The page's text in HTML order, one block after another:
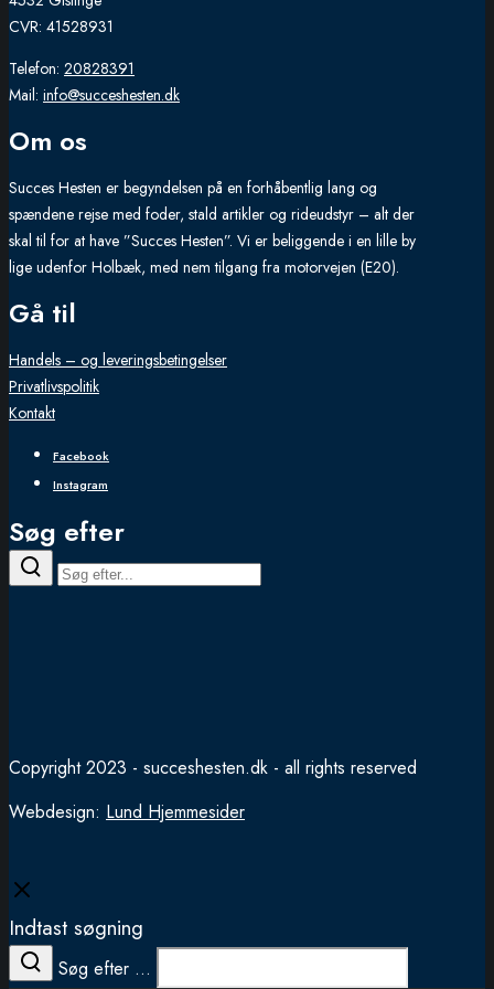
CVR: 41528931
Telefon: 20828391
Mail: info@succeshesten.dk
Om os
Succes Hesten er begyndelsen på en forhåbentlig lang og
spændene rejse med foder, stald artikler og rideudstyr – alt der
skal til for at have ”Succes Hesten”. Vi er beliggende i en lille by
lige udenfor Holbæk, med nem tilgang fra motorvejen (E20).
Gå til
Handels – og leveringsbetingelser
Privatlivspolitik
Kontakt
Facebook
Instagram
Søg efter
Copyright 2023 - succeshesten.dk - all rights reserved
Webdesign: Lund Hjemmesider
Close
Indtast søgning
Søg efter ...